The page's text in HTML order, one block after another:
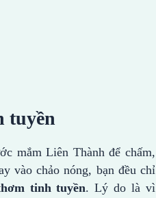
tuyền
mắm Liên Thành để chấm,
vào chảo nóng, bạn đều chỉ
tinh tuyền. Lý do là vì